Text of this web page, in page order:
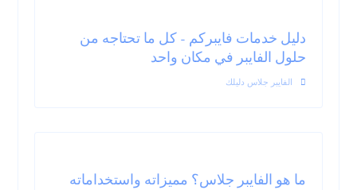
دليل خدمات فايبركم – كل ما تحتاجه من
حلول الفايبر في مكان واحد
الفايبر جلاس دليلك
ما هو الفايبر جلاس؟ مميزاته واستخداماته